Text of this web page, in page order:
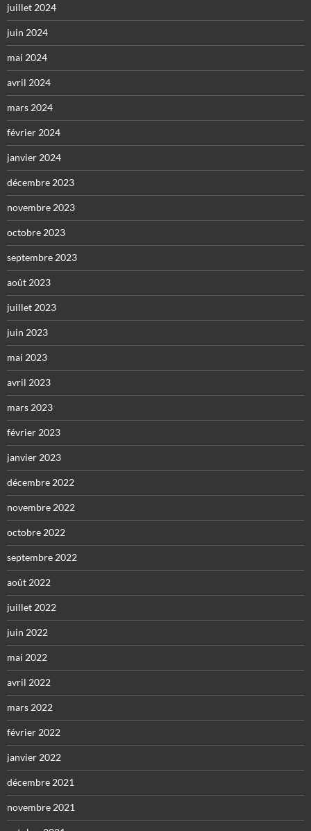
juillet 2024
juin 2024
mai 2024
avril 2024
mars 2024
février 2024
janvier 2024
décembre 2023
novembre 2023
octobre 2023
septembre 2023
août 2023
juillet 2023
juin 2023
mai 2023
avril 2023
mars 2023
février 2023
janvier 2023
décembre 2022
novembre 2022
octobre 2022
septembre 2022
août 2022
juillet 2022
juin 2022
mai 2022
avril 2022
mars 2022
février 2022
janvier 2022
décembre 2021
novembre 2021